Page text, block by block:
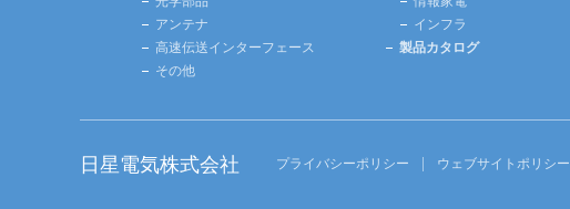
アンテナ
高速伝送インターフェース
その他
インフラ
製品カタログ
日星電気株式会社 プライバシーポリシー ウェブサイトポリシー